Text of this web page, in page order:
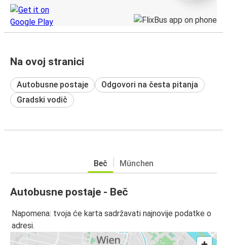
Na ovoj stranici
Autobusne postaje
Odgovori na česta pitanja
Gradski vodič
Beč München
Autobusne postaje - Beč
Napomena: tvoja će karta sadržavati najnovije podatke o
adresi.